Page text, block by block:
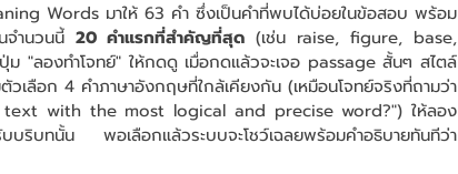
Words มาให้ 63 คำ ซึ่งเป็นคำที่พบได้บ่อยในข้อสอบ พร้อม
จำนวนนี้ 20 คำแรกที่สำคัญที่สุด (เช่น raise, figure, base,
"ลองทำโจทย์" ให้กดดู เมื่อกดแล้วจะเจอ passage สั้นๆ สไตล์
เลือก 4 คำภาษาอังกฤษที่ใกล้เคียงกัน (เหมือนโจทย์จริงที่ถามว่า
with the most logical and precise word?") ให้ลอง
บบริบทนั้น พอเลือกแล้วระบบจะโชว์เฉลยพร้อมคำอธิบายทันทีว่า